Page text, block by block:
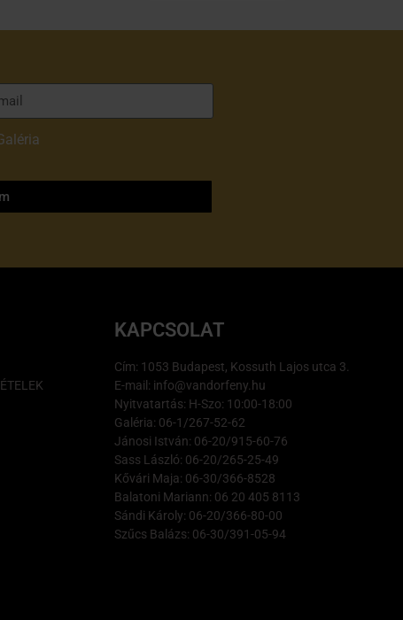
KAPCSOLAT
Cím: 1053 Budapest, Kossuth Lajos utca 3.
E-mail: info@vandorfeny.hu
Nyitvatartás: H-Szo: 10:00-18:00
Galéria: 06-1/267-52-62
Jánosi István: 06-20/915-60-76
Sass László: 06-20/265-25-49
Kővári Maja: 06-30/366-8528
Balatoni Mariann: 06 20 405 8113
Sándi Károly: 06-20/366-80-00
Szűcs Balázs: 06-30/391-05-94